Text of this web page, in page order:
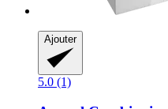
Ajouter
5.0 (1)